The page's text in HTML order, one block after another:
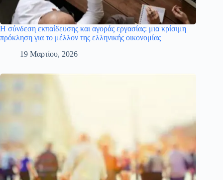
Η σύνδεση εκπαίδευσης και αγοράς εργασίας: μια κρίσιμη
πρόκληση για το μέλλον της ελληνικής οικονομίας
19 Μαρτίου, 2026